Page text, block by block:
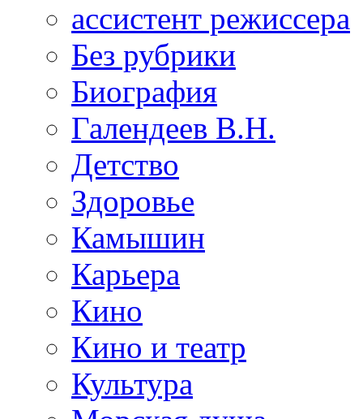
ассистент режиссера
Без рубрики
Биография
Галендеев В.Н.
Детство
Здоровье
Камышин
Карьера
Кино
Кино и театр
Культура